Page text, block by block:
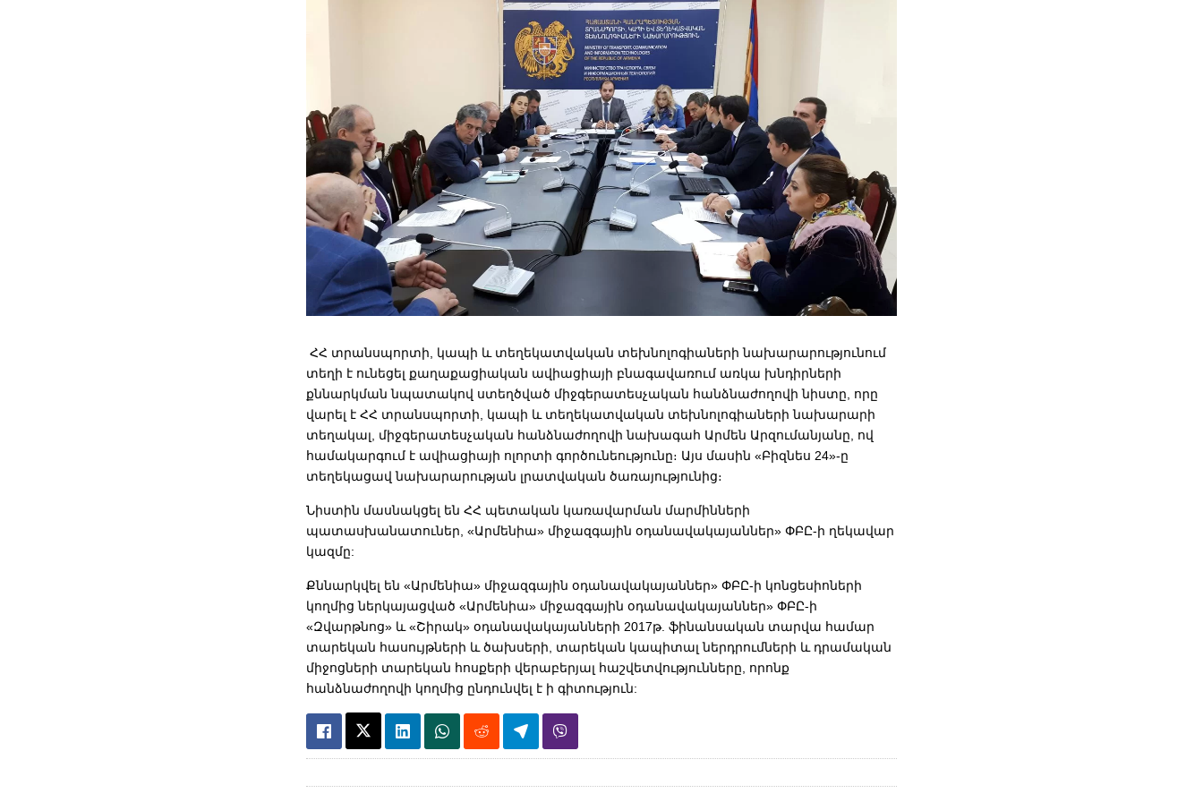
ՀՀ տրանսպորտի, կապի և տեղեկատվական տեխնոլոգիաների նախարարությունում
տեղի է ունեցել քաղաքացիական ավիացիայի բնագավառում առկա խնդիրների
քննարկման նպատակով ստեղծված միջգերատեսչական հանձնաժողովի նիստը, որը
վարել է ՀՀ տրանսպորտի, կապի և տեղեկատվական տեխնոլոգիաների նախարարի
տեղակալ, միջգերատեսչական հանձնաժողովի նախագահ Արմեն Արզումանյանը, ով
համակարգում է ավիացիայի ոլորտի գործունեությունը։ Այս մասին «Բիզնես 24»-ը
տեղեկացավ նախարարության լրատվական ծառայությունից։
Նիստին մասնակցել են ՀՀ պետական կառավարման մարմինների
պատասխանատուներ, «Արմենիա» միջազգային օդանավակայաններ» ՓԲԸ-ի ղեկավար
կազմը:
Քննարկվել են «Արմենիա» միջազգային օդանավակայաններ» ՓԲԸ-ի կոնցեսիոների
կողմից ներկայացված «Արմենիա» միջազգային օդանավակայաններ» ՓԲԸ-ի
«Զվարթնոց» և «Շիրակ» օդանավակայանների 2017թ. ֆինանսական տարվա համար
տարեկան հասույթների և ծախսերի, տարեկան կապիտալ ներդրումների և դրամական
միջոցների տարեկան հոսքերի վերաբերյալ հաշվետվությունները, որոնք
հանձնաժողովի կողմից ընդունվել է ի գիտություն: